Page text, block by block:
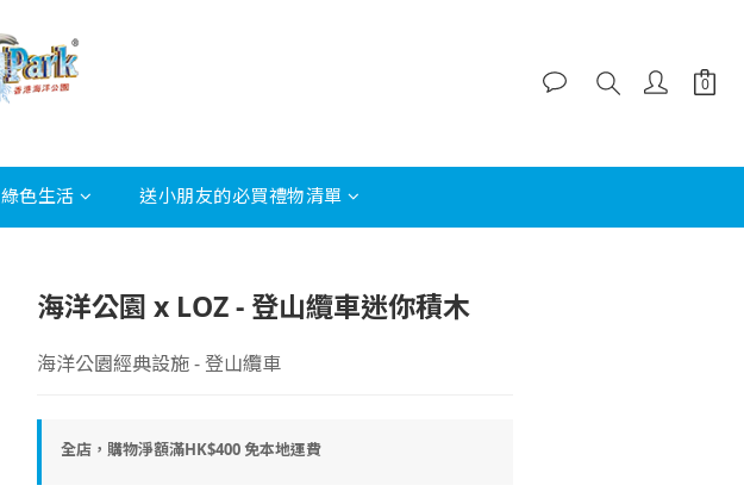
綠色生活 送小朋友的必買禮物清單
海洋公園 x LOZ - 登山纜車迷你積木
海洋公園經典設施 - 登山纜車
全店，購物淨額滿HK$400 免本地運費